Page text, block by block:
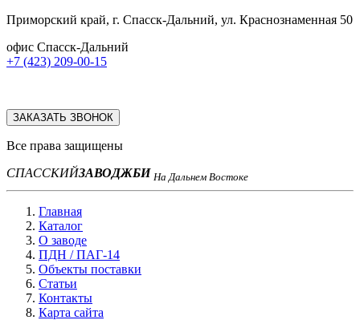
Приморский край, г. Спасск-Дальний, ул. Краснознаменная 50
офис Спасск-Дальний
+7 (423) 209-00-15
ЗАКАЗАТЬ ЗВОНОК
Все права защищены
СПАССКИЙЗАВОДЖБИ На Дальнем Востоке
Главная
Каталог
О заводе
ПДН / ПАГ-14
Объекты поставки
Статьи
Контакты
Карта сайта